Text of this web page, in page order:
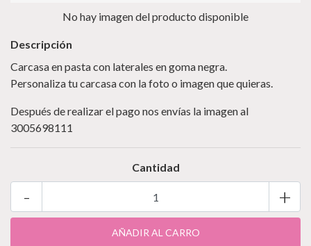
No hay imagen del producto disponible
Descripción
Carcasa en pasta con laterales en goma negra.
Personaliza tu carcasa con la foto o imagen que quieras.
Después de realizar el pago nos envías la imagen al
3005698111
Cantidad
+
-